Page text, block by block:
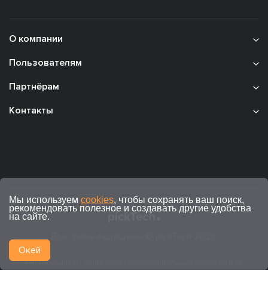
О компании
Пользователям
Партнёрам
Контакты
Информация на сайте носит ознакомительный характер и не
Мы используем cookies, чтобы сохранять ваш поиск,
рекомендовать полезное и создавать другие удобства
на сайте.
Окей